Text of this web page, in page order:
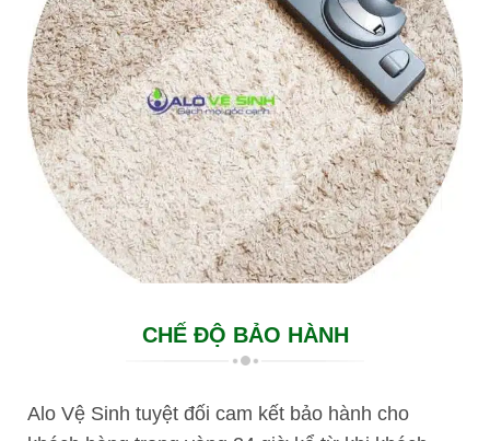
CHẾ ĐỘ BẢO HÀNH
Alo Vệ Sinh tuyệt đối cam kết bảo hành cho